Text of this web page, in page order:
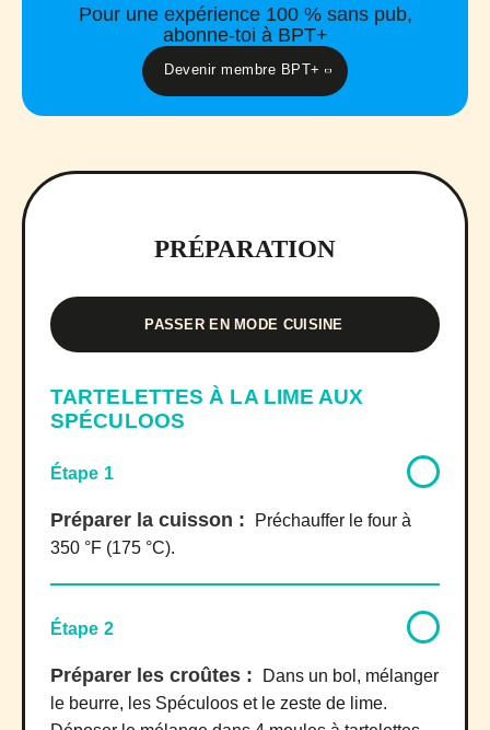
Pour une expérience 100 % sans pub,
abonne-toi à BPT+
Devenir membre BPT+
PRÉPARATION
PASSER EN MODE CUISINE
TARTELETTES À LA LIME AUX
SPÉCULOOS
Étape 1
Préparer la cuisson :
Préchauffer le four à
350 °F (175 °C).
Étape 2
Préparer les croûtes :
Dans un bol, mélanger
le beurre, les Spéculoos et le zeste de lime.